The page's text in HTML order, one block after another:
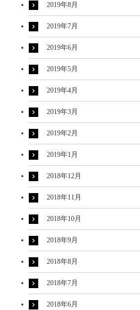
2019年8月
2019年7月
2019年6月
2019年5月
2019年4月
2019年3月
2019年2月
2019年1月
2018年12月
2018年11月
2018年10月
2018年9月
2018年8月
2018年7月
2018年6月